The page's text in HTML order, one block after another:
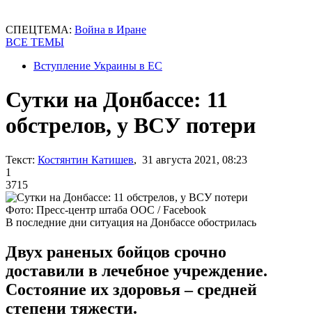
СПЕЦТЕМА: Война в Иране
ВСЕ ТЕМЫ
Вступление Украины в ЕС
Сутки на Донбассе: 11
обстрелов, у ВСУ потери
Текст: Костянтин Катишев, 31 августа 2021, 08:23
1
3715
Фото: Пресс-центр штаба ООС / Facebook
В последние дни ситуация на Донбассе обострилась
Двух раненых бойцов срочно
доставили в лечебное учреждение.
Состояние их здоровья – средней
степени тяжести.